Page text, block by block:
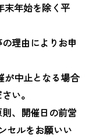
年始を除く平
理由によりお申
中止となる場合
い。
、開催日の前営
セルをお願いい